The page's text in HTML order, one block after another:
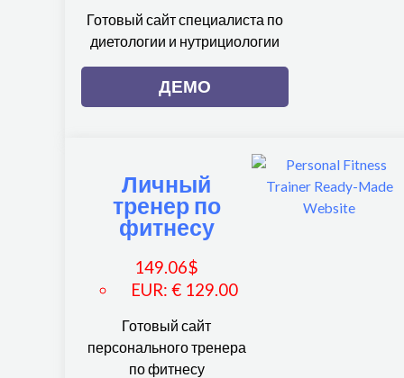
Готовый сайт специалиста по
диетологии и нутрициологии
ДЕМО
Личный
тренер по
фитнесу
149.06$
EUR:€ 129.00
Готовый сайт
персонального тренера
по фитнесу